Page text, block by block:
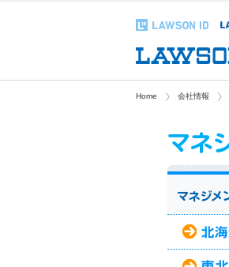
Home 会社情報